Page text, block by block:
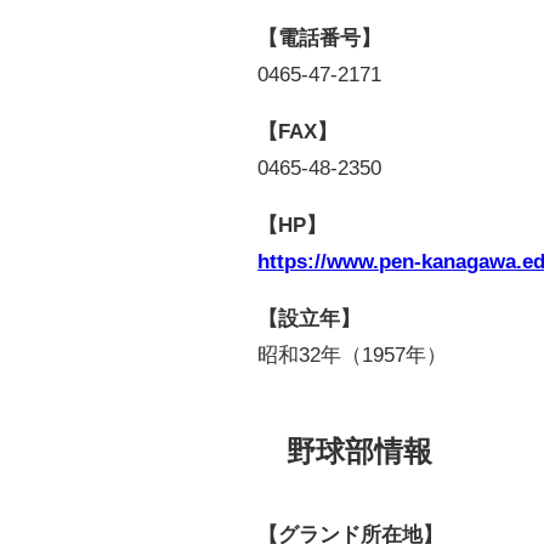
【電話番号】
0465-47-2171
【FAX】
0465-48-2350
【HP】
https://www.pen-
【設立年】
昭和32年（1957年）
野球部情報
【グランド所在地】